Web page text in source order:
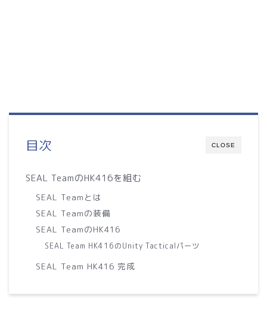
CLOSE
目次
SEAL TeamのHK416を組む
SEAL Teamとは
SEAL Teamの装備
SEAL TeamのHK416
SEAL Team HK416のUnity Tacticalパーツ
SEAL Team HK416 完成